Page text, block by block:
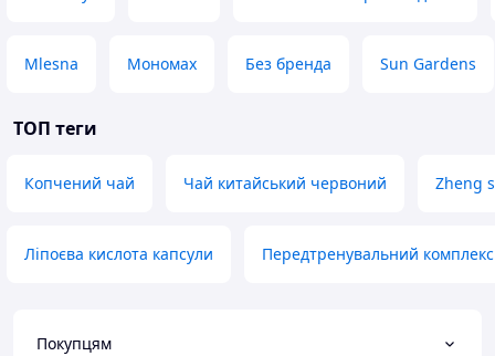
Mlesna Мономах Без бренда Sun Gardens
ТОП теги
Копчений чай Чай китайський червоний Zheng
Ліпоєва кислота капсули Передтренувальний
Покупцям